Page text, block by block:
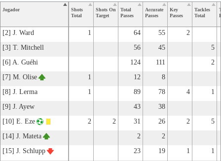
Jogador
Shots
Total
Shots On
Target
Total
Passes
Accurate
Passes
Key
Passes
Tackles
Total
[2] J. Ward 1 64 55
2
[3] T. Mitchell
56 45
5
[6] A. Guéhi
124 111
2
[7] M. Olise
1 12
8
[8] J. Lerma
1 89 78 4
1
[9] J. Ayew
43
38
[10] E. Eze
2 2 31 26 2
5
[14] J. Mateta
2
2
[15] J. Schlupp
23 19 1 1